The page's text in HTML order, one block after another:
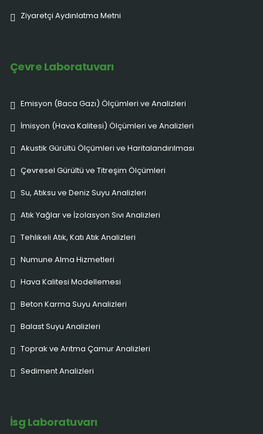
Ziyaretçi Aydınlatma Metni
Çevre Laboratuvarı
Emisyon (Baca Gazı) Ölçümleri ve Analizleri
İmisyon (Hava Kalitesi) Ölçümleri ve Analizleri
Akustik Gürültü Ölçümleri ve Haritalandırılması
Çevresel Gürültü ve Titreşim Ölçümleri
Su, Atıksu ve Deniz Suyu Analizleri
Atık Yağlar ve İzolasyon Sıvı Analizleri
Tehlikeli Atık, Katı Atık Analizleri
Numune Alma Hizmetleri
Hava Kalitesi Modellemesi
Beton Karma Suyu Analizleri
Balast Suyu Analizleri
Toprak ve Arıtma Çamur Analizleri
Sediment Analizleri
İsg Laboratuvarı